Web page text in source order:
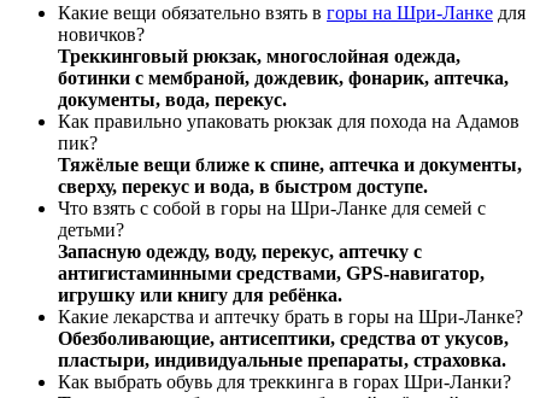
Какие вещи обязательно взять в горы на Шри-Ланке для
новичков?
Треккинговый рюкзак, многослойная одежда,
ботинки с мембраной, дождевик, фонарик, аптечка,
документы, вода, перекус.
Как правильно упаковать рюкзак для похода на Адамов
пик?
Тяжёлые вещи ближе к спине, аптечка и документы,
сверху, перекус и вода, в быстром доступе.
Что взять с собой в горы на Шри-Ланке для семей с
детьми?
Запасную одежду, воду, перекус, аптечку с
антигистаминными средствами, GPS-навигатор,
игрушку или книгу для ребёнка.
Какие лекарства и аптечку брать в горы на Шри-Ланке?
Обезболивающие, антисептики, средства от укусов,
пластыри, индивидуальные препараты, страховка.
Как выбрать обувь для треккинга в горах Шри-Ланки?